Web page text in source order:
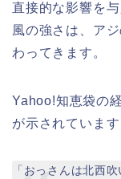
直接的な影響を
風の強さは、ア
わってきます。
Yahoo!知恵袋の
が示されています
「おっさんは北西